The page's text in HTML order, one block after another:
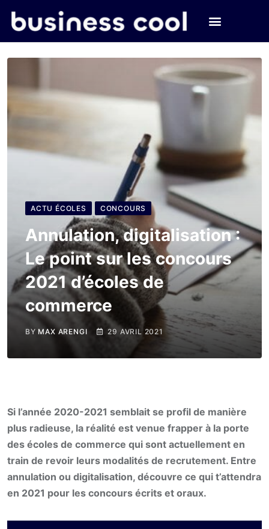
ACTU ÉCOLES CONCOURS
Annulation, digitalisation :
Le point sur les concours
2021 d’écoles de
commerce
BY MAX ARENGI 29 AVRIL 2021
Si l’année 2020-2021 semblait se profil de manière
plus radieuse, la réalité est venue frapper à la porte
des écoles de commerce qui sont actuellement en
train de revoir leurs modalités de recrutement. Entre
annulation ou digitalisation, découvre ce qui t’attendra
en 2021 pour les concours écrits et oraux.